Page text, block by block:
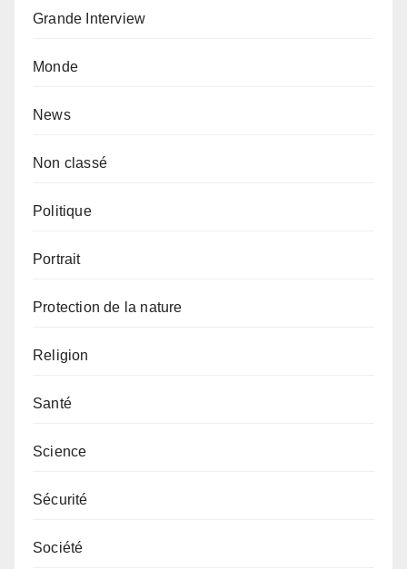
Grande Interview
Monde
News
Non classé
Politique
Portrait
Protection de la nature
Religion
Santé
Science
Sécurité
Société